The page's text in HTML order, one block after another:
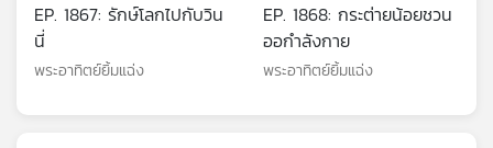
EP. 1867: รักษ์โลกไปกับวิน
นี่
พระอาทิตย์ยิ้มแฉ่ง
EP. 1868: กระต่ายน้อยชวน
ออกำลังกาย
พระอาทิตย์ยิ้มแฉ่ง